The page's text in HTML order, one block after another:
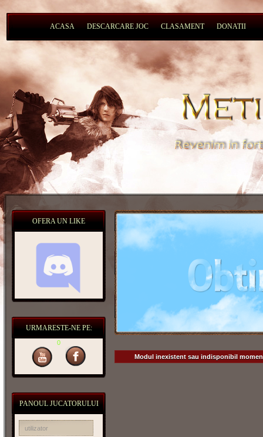
ACASA DESCARCARE JOC CLASAMENT DONATII
OFERA UN LIKE
URMARESTE-NE PE:
0
PANOUL JUCATORULUI
Modul inexistent sau indisponibil